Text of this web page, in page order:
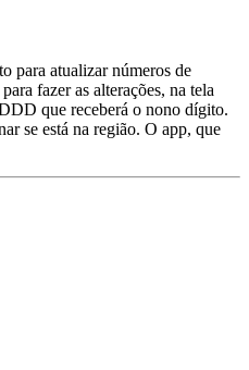
para atualizar números de
fazer as alterações, na tela
que receberá o nono dígito.
se está na região. O app, que